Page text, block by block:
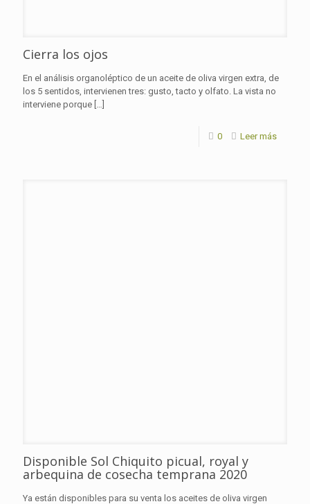
Cierra los ojos
En el análisis organoléptico de un aceite de oliva virgen extra, de
los 5 sentidos, intervienen tres: gusto, tacto y olfato. La vista no
interviene porque […]
0 Leer más
Disponible Sol Chiquito picual, royal y
arbequina de cosecha temprana 2020
Ya están disponibles para su venta los aceites de oliva virgen